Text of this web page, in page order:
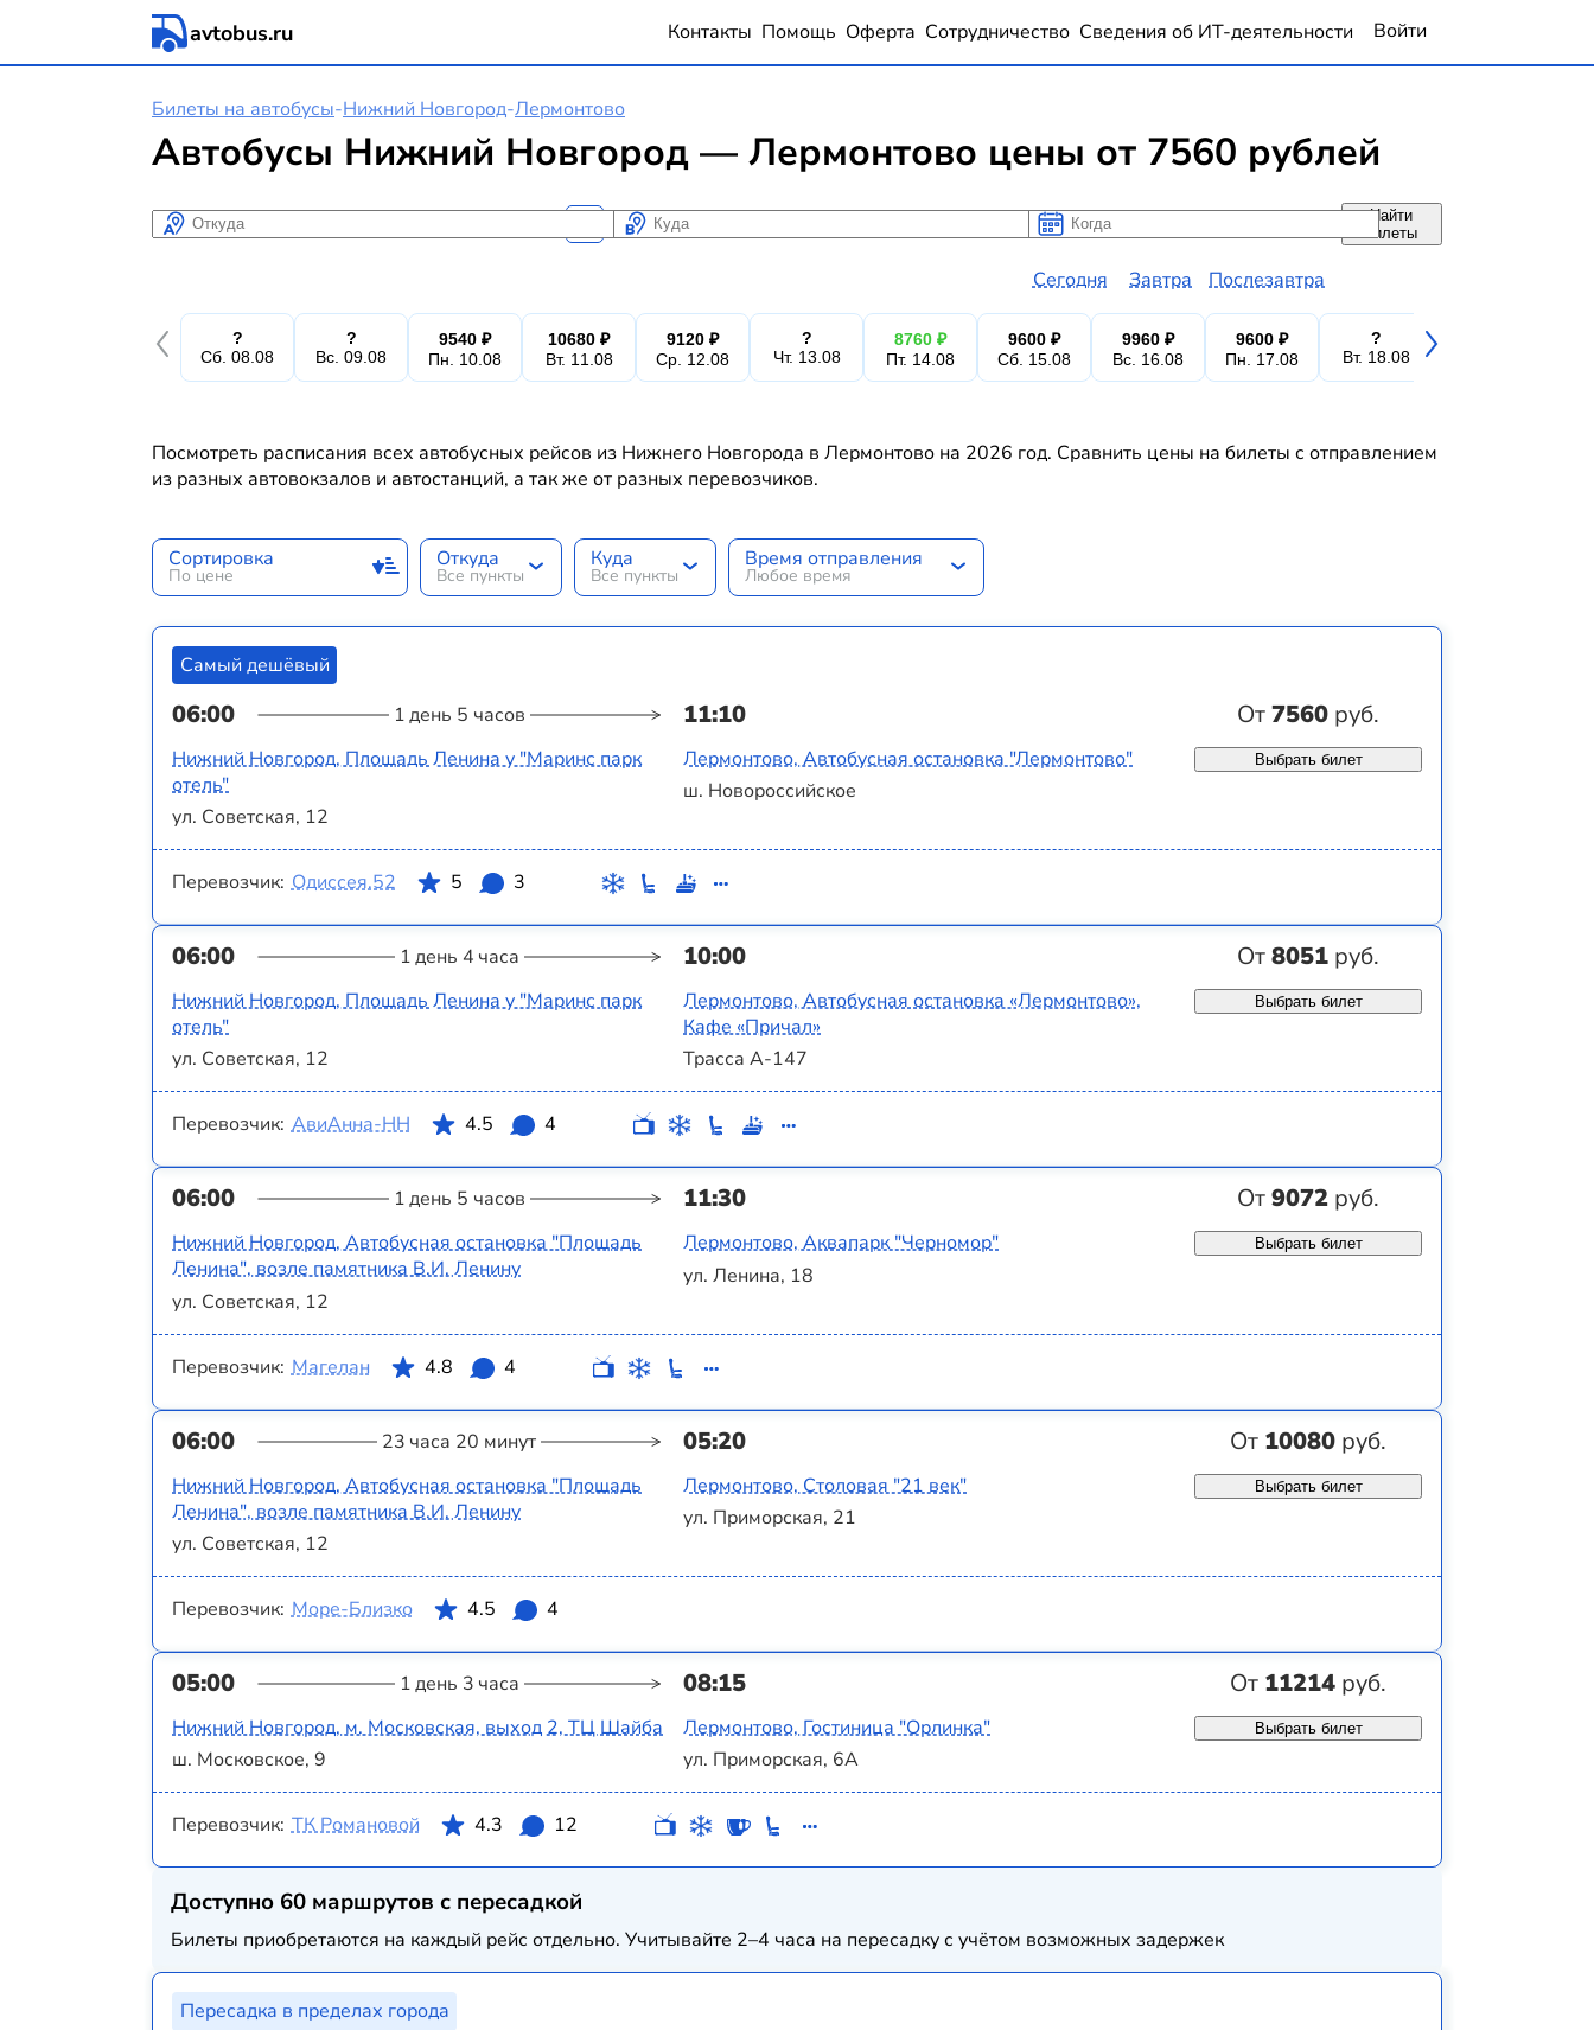
avtobus.ru Контакты Помощь Оферта Сотрудничество Сведения об ИТ-деятельности Войти
Билеты на автобусы-Нижний Новгород-Лермонтово
Автобусы Нижний Новгород — Лермонтово цены от 7560 рублей
Откуда Куда Когда
Когда
Сегодня Завтра Послезавтра
Найти
билеты
?
Сб. 08.08
?
Вс. 09.08
9540 ₽
Пн. 10.08
10680 ₽
Вт. 11.08
9120 ₽
Ср. 12.08
?
Чт. 13.08
8760 ₽
Пт. 14.08
9600 ₽
Сб. 15.08
9960 ₽
Вс. 16.08
9600 ₽
Пн. 17.08
?
Вт. 18.08
Посмотреть расписания всех автобусных рейсов из Нижнего Новгорода в Лермонтово на 2026 год. Сравнить цены на билеты с отправлением
из разных автовокзалов и автостанций, а так же от разных перевозчиков.
Сортировка
По цене
Откуда
Все пункты
Куда
Все пункты
Время отправления
Любое время
Самый дешёвый
06:00 1 день 5 часов 11:10 От7560 руб.
Нижний Новгород, Площадь Ленина у "Маринс парк
отель"
ул. Советская, 12
Лермонтово, Автобусная остановка "Лермонтово"
ш. Новороссийское
Выбрать билет
Перевозчик: Одиссея.52 5 3
06:00 1 день 4 часа 10:00 От8051 руб.
Нижний Новгород, Площадь Ленина у "Маринс парк
отель"
ул. Советская, 12
Лермонтово, Автобусная остановка «‎Лермонтово»,
Кафе «‎Причал»
Трасса А-147
Выбрать билет
Перевозчик: АвиАнна-НН 4.5 4
06:00 1 день 5 часов 11:30 От9072 руб.
Нижний Новгород, Автобусная остановка "Площадь
Ленина", возле памятника В.И. Ленину
ул. Советская, 12
Лермонтово, Аквапарк "Черномор"
ул. Ленина, 18
Выбрать билет
Перевозчик: Магелан 4.8 4
06:00 23 часа 20 минут 05:20 От 10080 руб.
Нижний Новгород, Автобусная остановка "Площадь
Ленина", возле памятника В.И. Ленину
ул. Советская, 12
Лермонтово, Столовая "21 век"
ул. Приморская, 21
Выбрать билет
Перевозчик: Море-Близко 4.5 4
05:00 1 день 3 часа 08:15 От 11214 руб.
Нижний Новгород, м. Московская, выход 2, ТЦ Шайба
ш. Московское, 9
Лермонтово, Гостиница "Орлинка"
ул. Приморская, 6А
Выбрать билет
Перевозчик: ТК Романовой 4.3 12
Доступно 60 маршрутов с пересадкой
Билеты приобретаются на каждый рейс отдельно. Учитывайте 2–4 часа на пересадку с учётом возможных задержек
Пересадка в пределах города